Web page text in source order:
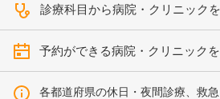
診療科目から病院・クリニック
予約ができる病院・クリニック
各都道府県の休日・夜間診療、救